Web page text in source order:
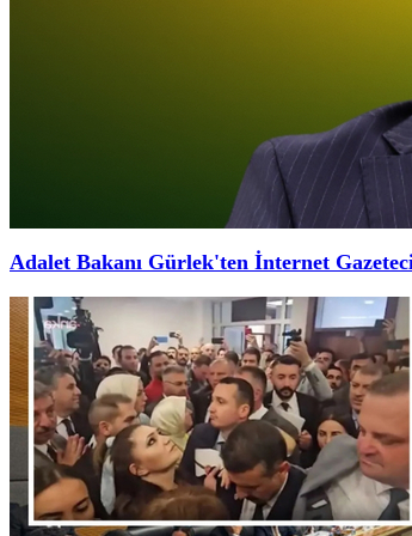
Adalet Bakanı Gürlek'ten İnternet